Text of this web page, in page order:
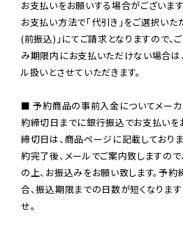
お支払いをお願いする場合がございます
お支払い方法で「代引き」をご選択いた
(前振込)」にてご請求となりますので、
み期限内にお支払いただけない場合は
ル扱いとさせていただきます。
■ 予約商品の事前入金についてメー
約締切日までに銀行振込でお支払いを
締切日は、商品ページに記載しており
約完了後、メールでご案内致しますの
の上、お振込みをお願い致します。予
合、振込期限までの日数が短くなりま
せ。